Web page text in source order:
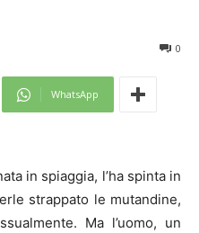
0
WhatsApp
in spiaggia, l’ha spinta in
strappato le mutandine,
Ma l’uomo, un